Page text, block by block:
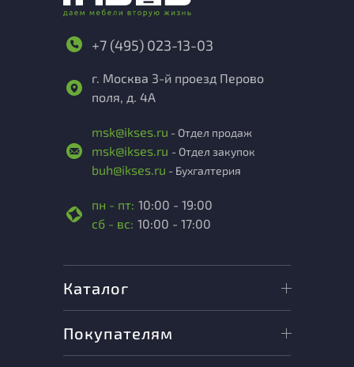
+7 (495) 023-13-03
г. Москва 3-й проезд Перово
поля, д. 4А
msk@ikses.ru - Отдел продаж
msk@ikses.ru - Отдел закупок
buh@ikses.ru - Бухгалтерия
пн - пт: 10:00 - 19:00
сб - вс: 10:00 - 17:00
Каталог
Покупателям